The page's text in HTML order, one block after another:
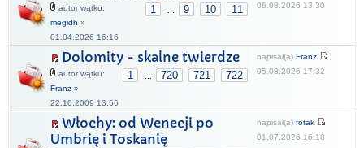
1 9 10 11
autor wątku:
megidh »
01.04.2026 16:16
06.08.2026 13:30
Dolomity - skalne twierdze
1 720 721 722
autor wątku:
Franz »
22.10.2009 13:56
napisał(a) Franz
05.08.2026 17:32
Włochy: od Wenecji po
Umbrię i Toskanię
napisał(a) fofak
01.07.2026 16:18